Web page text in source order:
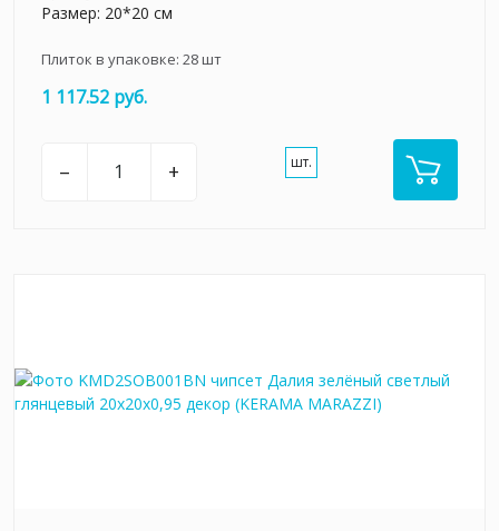
Размер: 20*20 см
Плиток в упаковке: 28шт
1 117.52 руб.
– + шт.